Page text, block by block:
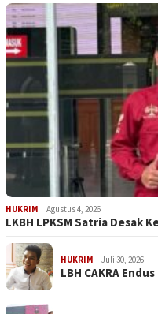
HUKRIM Agustus 4, 2026
LKBH LPKSM Satria Desak
HUKRIM Juli 30, 2026
LBH CAKRA